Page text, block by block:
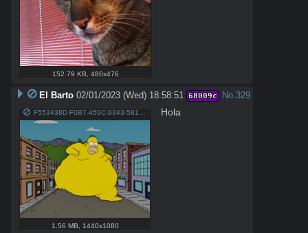
152.79 KB 480x476
El Barto 02/01/2023 (Wed) 18:58:51 68009c No. 329
1.56 MB 1440x1080
Hola